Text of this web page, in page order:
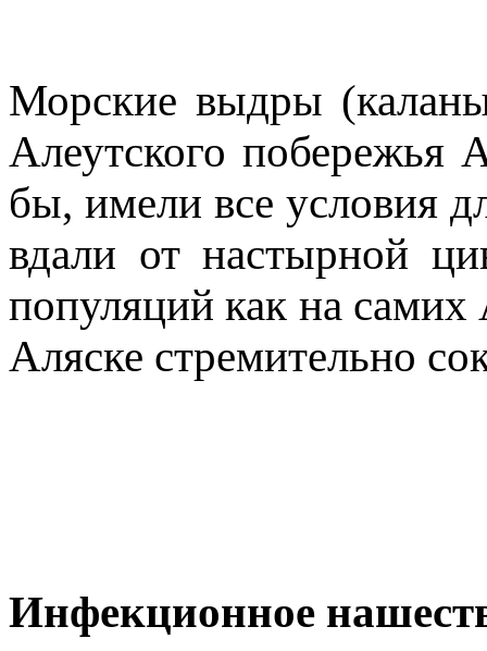
Морские выдры
Алеутского побережья
бы, имели все условия
вдали от настырной
популяций как на самих
Аляске стремительно
Инфекционное